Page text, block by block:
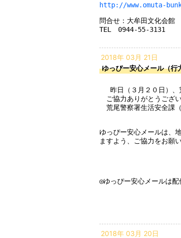
http://www.omuta-
問合せ：大牟田文化会館
TEL　0944-55-3131
2018年 03月 21日
ゆっぴー安心メール（
ご協力ありがとうござい
荒尾警察署生活安全課
ゆっぴー安心メールは、
ますよう、ご協力をお願い
◎ゆっぴー安心メールは配
2018年 03月 20日